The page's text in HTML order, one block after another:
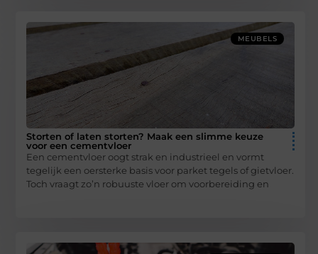
MEUBELS
Storten of laten storten? Maak een slimme keuze
voor een cementvloer
Een cementvloer oogt strak en industrieel en vormt
tegelijk een oersterke basis voor parket tegels of gietvloer.
Toch vraagt zo’n robuuste vloer om voorbereiding en